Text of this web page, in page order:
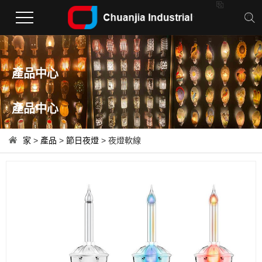

產品中心
產品中心
家 > 產品 > 節日夜燈 > 夜燈軟線